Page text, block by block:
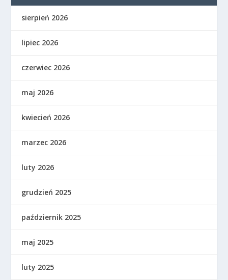
sierpień 2026
lipiec 2026
czerwiec 2026
maj 2026
kwiecień 2026
marzec 2026
luty 2026
grudzień 2025
październik 2025
maj 2025
luty 2025